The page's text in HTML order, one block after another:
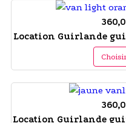
Location Guirlande
Location Guirlande